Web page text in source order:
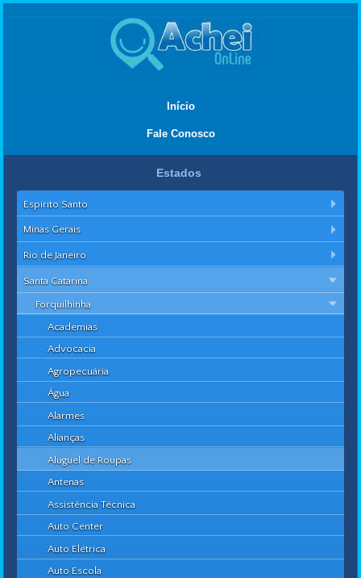
Início
Fale Conosco
Estados
Espírito Santo
Minas Gerais
Rio de Janeiro
Santa Catarina
Forquilhinha
Academias
Advocacia
Agropecuária
Água
Alarmes
Alianças
Aluguel de Roupas
Antenas
Assistência Técnica
Auto Center
Auto Elétrica
Auto Escola